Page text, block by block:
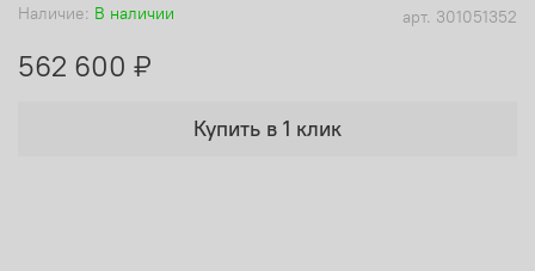
арт. 301051352
Наличие: В наличии
562 600 ₽
Купить в 1 клик